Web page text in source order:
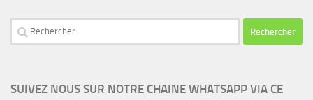
Rechercher :
SUIVEZ NOUS SUR NOTRE CHAINE WHATSAPP VIA CE